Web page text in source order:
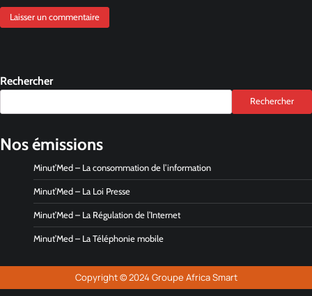
Rechercher
Rechercher
Nos émissions
Minut’Med – La consommation de l’information
Minut’Med – La Loi Presse
Minut’Med – La Régulation de l’Internet
Minut’Med – La Téléphonie mobile
Copyright © 2024 Groupe Africa Smart